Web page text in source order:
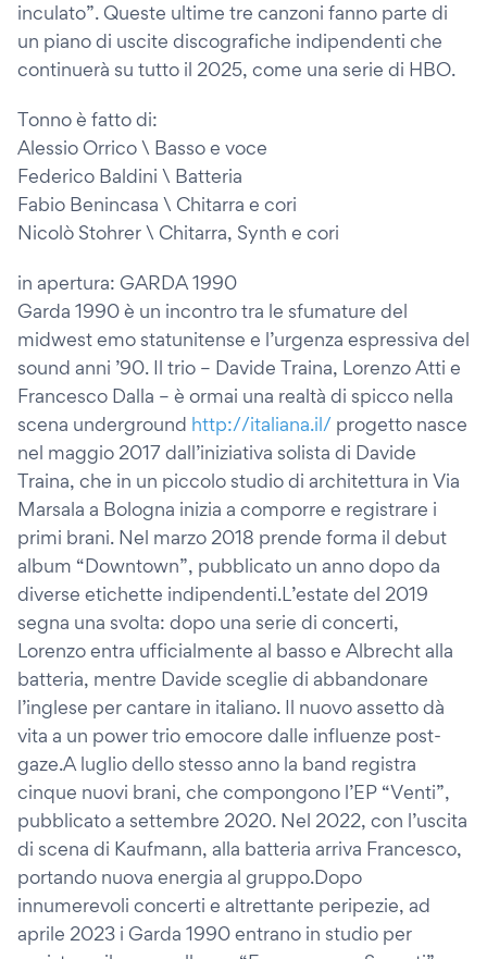
inculato”. Queste ultime tre canzoni fanno parte di
un piano di uscite discografiche indipendenti che
continuerà su tutto il 2025, come una serie di HBO.
Tonno è fatto di:
Alessio Orrico \ Basso e voce
Federico Baldini \ Batteria
Fabio Benincasa \ Chitarra e cori
Nicolò Stohrer \ Chitarra, Synth e cori
in apertura: GARDA 1990
Garda 1990 è un incontro tra le sfumature del
midwest emo statunitense e l’urgenza espressiva del
sound anni ’90. Il trio – Davide Traina, Lorenzo Atti e
Francesco Dalla – è ormai una realtà di spicco nella
scena underground http://italiana.il/ progetto nasce
nel maggio 2017 dall’iniziativa solista di Davide
Traina, che in un piccolo studio di architettura in Via
Marsala a Bologna inizia a comporre e registrare i
primi brani. Nel marzo 2018 prende forma il debut
album “Downtown”, pubblicato un anno dopo da
diverse etichette indipendenti.L’estate del 2019
segna una svolta: dopo una serie di concerti,
Lorenzo entra ufficialmente al basso e Albrecht alla
batteria, mentre Davide sceglie di abbandonare
l’inglese per cantare in italiano. Il nuovo assetto dà
vita a un power trio emocore dalle influenze post-
gaze.A luglio dello stesso anno la band registra
cinque nuovi brani, che compongono l’EP “Venti”,
pubblicato a settembre 2020. Nel 2022, con l’uscita
di scena di Kaufmann, alla batteria arriva Francesco,
portando nuova energia al gruppo.Dopo
innumerevoli concerti e altrettante peripezie, ad
aprile 2023 i Garda 1990 entrano in studio per